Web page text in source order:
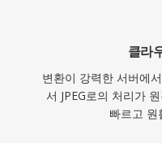
클라
변환이 강력한 서버에
서 JPEG로의 처리가
빠르고 원